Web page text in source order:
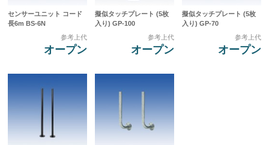
センサーユニット コード
長6m BS-6N
参考上代
オープン
擬似タッチプレート (5枚
入り) GP-100
参考上代
オープン
擬似タッチプレート (5枚
入り) GP-70
参考上代
オープン